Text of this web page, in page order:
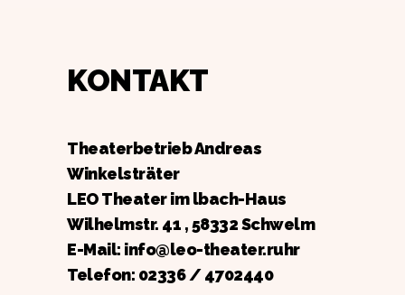
KONTAKT
Theaterbetrieb Andreas
Winkelsträter
LEO Theater im lbach-Haus
Wilhelmstr. 41 , 58332 Schwelm
E-Mail: info@leo-theater.ruhr
Telefon: 02336 / 4702440